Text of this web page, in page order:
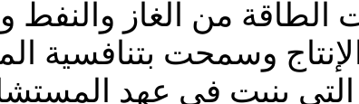
الطاقة من الغاز
وسمحت بتنافسية
التي بنيت في عهد